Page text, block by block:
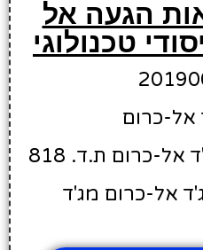
הגעה אל
טכנולוגי
אל-כרום
כרום ת.ד. 818
אל-כרום מג'ד